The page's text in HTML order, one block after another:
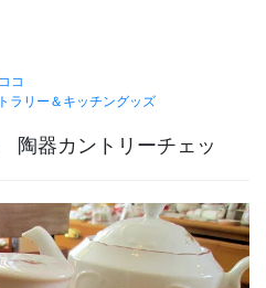
コ
ラリー＆キッチングッズ
陶器カントリーチェッ